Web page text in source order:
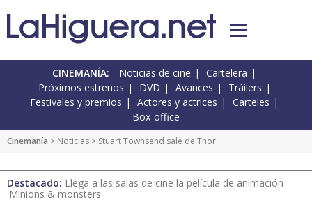
CINEMANÍA: Noticias de cine
Cartelera
Próximos estrenos
DVD Avances
Tráilers
Festivales y premios
Actores y actrices
Carteles
Box-office
Cinemanía > Noticias > Stuart Townsend sale de Thor
Destacado: Llega a las salas de cine la película de animación
'Minions & monsters'